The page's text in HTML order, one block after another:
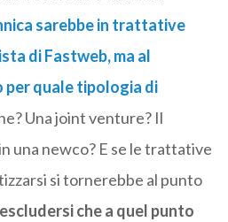
sarebbe in trattative
di Fastweb, ma al
per quale tipologia di
Una joint venture? Il
una newco? E se le trattative
si tornerebbe al punto
che a quel punto